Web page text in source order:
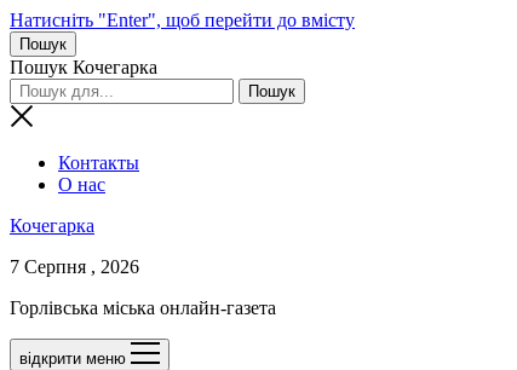
Натисніть "Enter", щоб перейти до вмісту
Пошук
Пошук Кочегарка
Контакты
О нас
Кочегарка
7 Серпня , 2026
Горлівська міська онлайн-газета
відкрити меню